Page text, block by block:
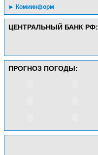
Комиинформ
ЦЕНТРАЛЬНЫЙ БАНК РФ:
ПРОГНОЗ ПОГОДЫ: